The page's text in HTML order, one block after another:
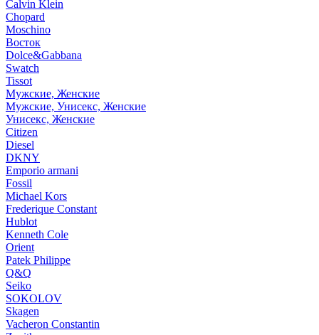
Calvin Klein
Chopard
Moschino
Восток
Dolce&Gabbana
Swatch
Tissot
Мужские, Женские
Мужские, Унисекс, Женские
Унисекс, Женские
Citizen
Diesel
DKNY
Emporio armani
Fossil
Michael Kors
Frederique Constant
Hublot
Kenneth Cole
Orient
Patek Philippe
Q&Q
Seiko
SOKOLOV
Skagen
Vacheron Constantin